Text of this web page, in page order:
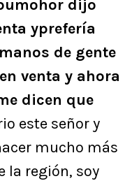
dijo
yprefería
de gente
venta y ahora
dicen que
este señor y
mucho más
la región, soy